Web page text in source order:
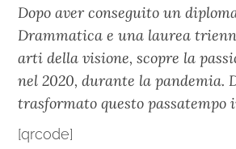
Dopo aver conseguito un
Drammatica e una laurea
arti della visione, scopre la
nel 2020, durante la pandemia.
trasformato questo passatempo
[qrcode]